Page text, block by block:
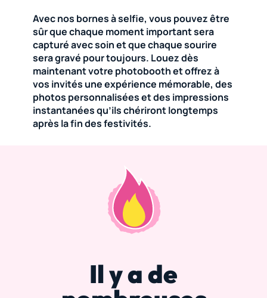
Avec nos bornes à selfie, vous pouvez être
sûr que chaque moment important sera
capturé avec soin et que chaque sourire
sera gravé pour toujours. Louez dès
maintenant votre photobooth et offrez à
vos invités une expérience mémorable, des
photos personnalisées et des impressions
instantanées qu’ils chériront longtemps
après la fin des festivités.
Il y a de